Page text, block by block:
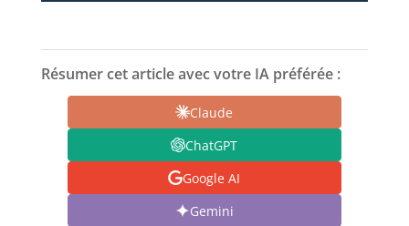
Résumer cet article avec votre IA préférée :
Claude
ChatGPT
Google AI
Gemini